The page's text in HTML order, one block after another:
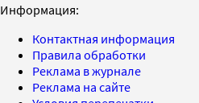
Информация:
Контактная информация
Правила обработки
Реклама в журнале
Реклама на сайте